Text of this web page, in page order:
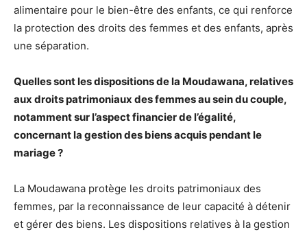
alimentaire pour le bien-être des enfants, ce qui renforce
la protection des droits des femmes et des enfants, après
une séparation.
Quelles sont les dispositions de la Moudawana, relatives
aux droits patrimoniaux des femmes au sein du couple,
notamment sur l’aspect financier de l’égalité,
concernant la gestion des biens acquis pendant le
mariage ?
La Moudawana protège les droits patrimoniaux des
femmes, par la reconnaissance de leur capacité à détenir
et gérer des biens. Les dispositions relatives à la gestion